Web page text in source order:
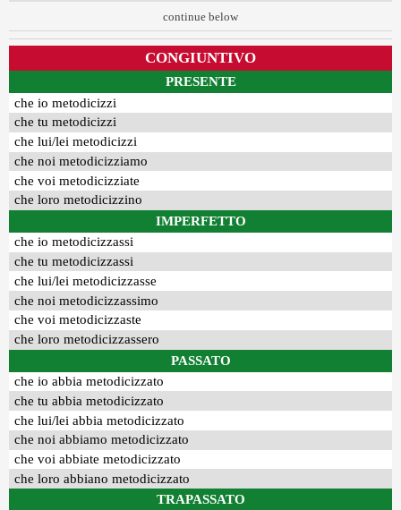
continue below
CONGIUNTIVO
PRESENTE
che io metodicizzi
che tu metodicizzi
che lui/lei metodicizzi
che noi metodicizziamo
che voi metodicizziate
che loro metodicizzino
IMPERFETTO
che io metodicizzassi
che tu metodicizzassi
che lui/lei metodicizzasse
che noi metodicizzassimo
che voi metodicizzaste
che loro metodicizzassero
PASSATO
che io abbia metodicizzato
che tu abbia metodicizzato
che lui/lei abbia metodicizzato
che noi abbiamo metodicizzato
che voi abbiate metodicizzato
che loro abbiano metodicizzato
TRAPASSATO